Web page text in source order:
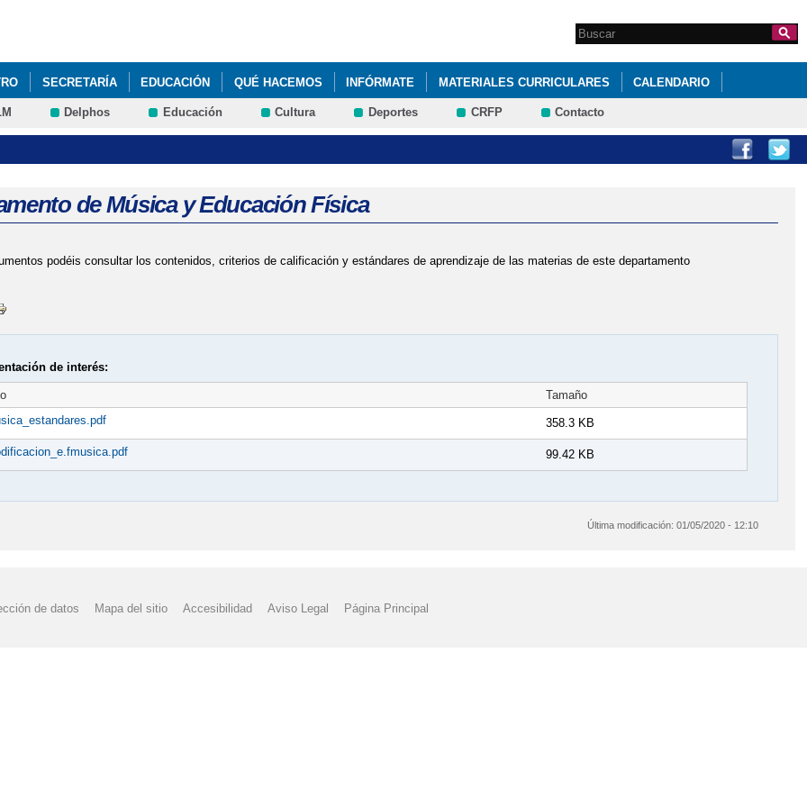
Formulario de
búsqueda
Search this site
SECRETARÍA EDUCACIÓN QUÉ HACEMOS INFÓRMATE MATERIALES CURRICULARES CALENDARIO
Y PREVENCIÓN DE LA VIOLENCIA DE GÉNERO
Delphos Educación Cultura Deportes CRFP Contacto
de Música y Educación Física
podéis consultar los contenidos, criterios de calificación y estándares de aprendizaje de las materias de este departamento
de interés:
Tamaño
358.3 KB
99.42 KB
Última modificación:01/05/2020 - 12:10
de datos Mapa del sitio Accesibilidad Aviso Legal Página Principal